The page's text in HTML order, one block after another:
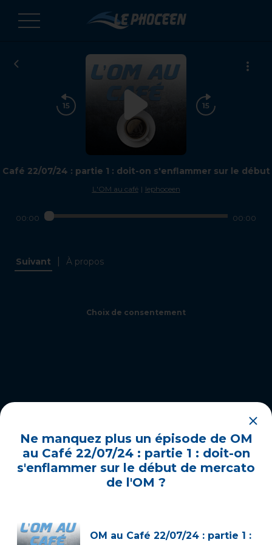
Café 22/07/24 : partie 1 : doit-on s'enflammer sur le
L'OM au café | lephoceen
00:00 00:00
Suivant À propos
Choix de consentement
Ne manquez plus un épisode de OM
au Café 22/07/24 : partie 1 : doit-on
s'enflammer sur le début de mercato
de l'OM ?
OM au Café 22/07/24 : partie 1 :